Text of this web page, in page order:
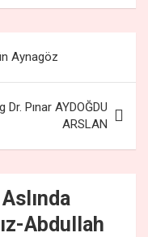
ar
Aynagöz
Pınar AYDOĞDU
ARSLAN
Abdullah